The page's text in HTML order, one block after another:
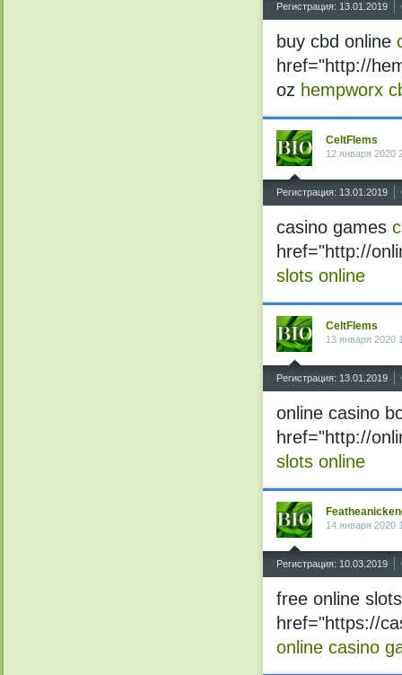
Регистрация: 13.01.2019
buy cbd online
href="http://
oz hempworx
CeltFlems
12 января 2020
Регистрация: 13.01.2019
casino games
href="http://
slots online
CeltFlems
13 января 2020
Регистрация: 13.01.2019
online casino
href="http://
slots online
14 января 2020
Регистрация: 10.03.2019
free online
href="https://
online casino